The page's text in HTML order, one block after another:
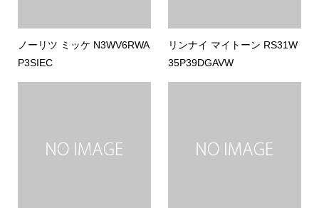
ノーリツ ミッケ N3WV6RWA
P3SIEC
リンナイ マイトーン RS31W
35P39DGAVW